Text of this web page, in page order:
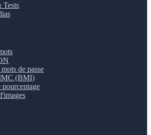
Tests
de passe
(BMI)